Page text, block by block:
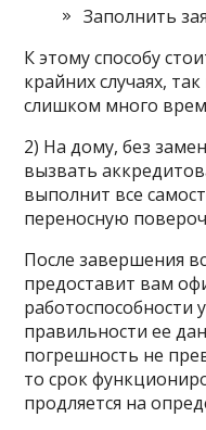
Заполнить
К этому способу
крайних случаях,
слишком много
2) На дому, без
вызвать
выполнит все
переносную
После завершения
предоставит вам
работоспособности
правильности ее
погрешность не
то срок
продляется на